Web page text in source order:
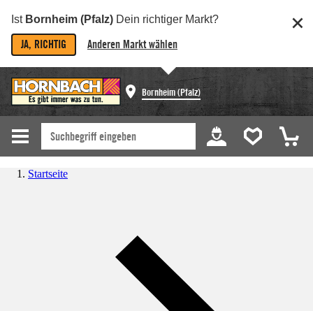
Ist Bornheim (Pfalz) Dein richtiger Markt?
JA, RICHTIG Anderen Markt wählen
Bornheim (Pfalz)
Startseite